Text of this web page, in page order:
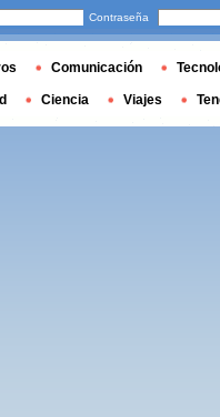
Contraseña
Comunicación
Ciencia Viajes